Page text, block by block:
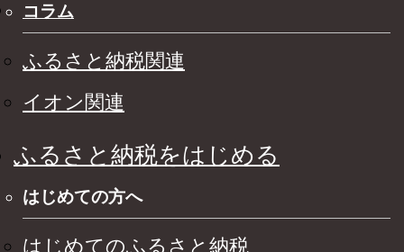
コラム
ふるさと納税関連
イオン関連
ふるさと納税をはじめる
はじめての方へ
はじめてのふるさと納税